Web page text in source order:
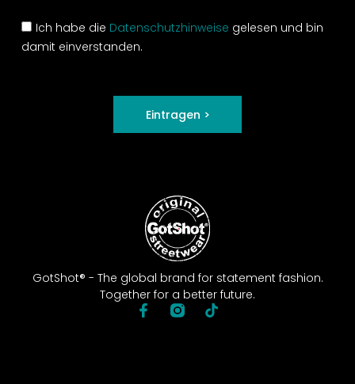
GotShot® - The global brand for statement fashion.
Together for a better future.
Ich habe die Datenschutzhinweise gelesen und bin
damit einverstanden.
Eintragen >